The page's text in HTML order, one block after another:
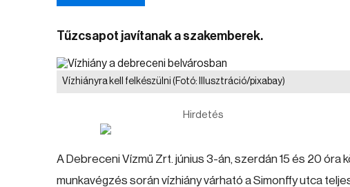
Tűzcsapot javítanak a szakemberek.
Vízhiányra kell felkészülni (Fotó: Illusztráció/pixabay)
Hirdetés
A Debreceni Vízmű Zrt. június 3-án, szerdán 15 és 20
munkavégzés során vízhiány várható a Simonffy utca